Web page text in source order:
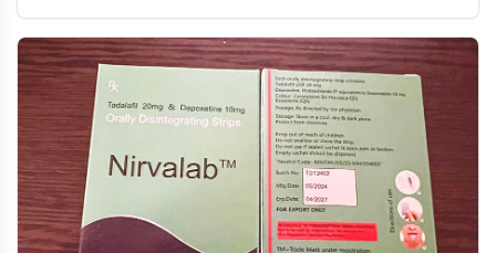
在兼顧安全的前提下提升性生活品質。